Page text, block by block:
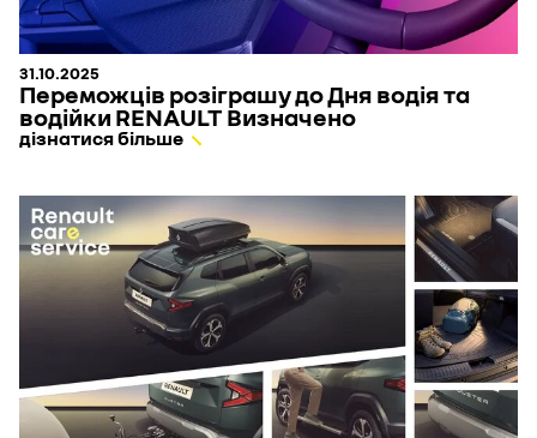
31.10.2025
Переможців розіграшу до Дня водія та
водійки RENAULT Визначено
дізнатися більше